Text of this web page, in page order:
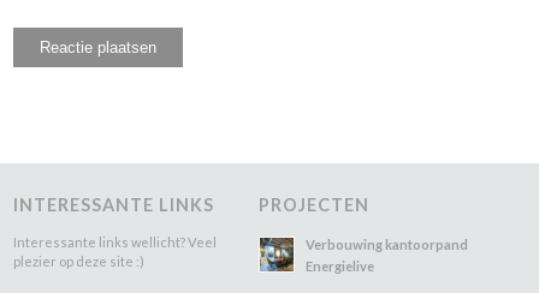
INTERESSANTE LINKS
Interessante links wellicht? Veel
plezier op deze site :)
PROJECTEN
Verbouwing kantoorpand
Energielive